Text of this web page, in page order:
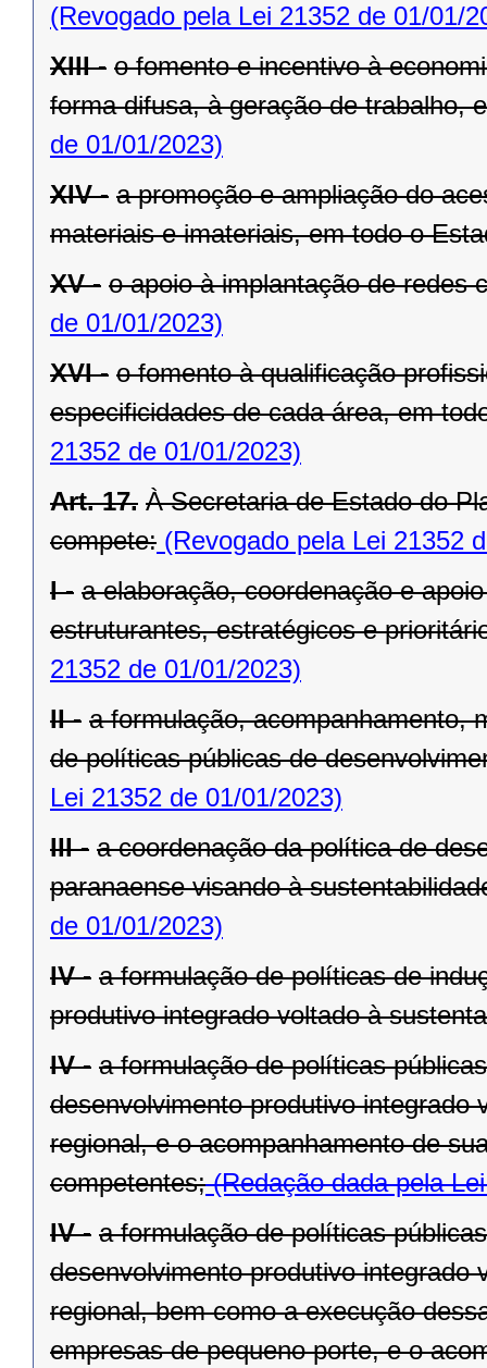
(Revogado pela Lei 21352 de 01/01/
XIII - o fomento e incentivo à
forma difusa, à geração de trabalho,
de 01/01/2023)
XIV - a promoção e ampliação do
materiais e imateriais, em todo o
XV - o apoio à implantação de redes
de 01/01/2023)
XVI - o fomento à qualificação
especificidades de cada área, em
21352 de 01/01/2023)
Art. 17. À Secretaria de Estado do
compete: (Revogado pela Lei 21352
I - a elaboração, coordenação e
estruturantes, estratégicos e
21352 de 01/01/2023)
II - a formulação, acompanhamento,
de políticas públicas de
Lei 21352 de 01/01/2023)
III - a coordenação da política de
paranaense visando à
de 01/01/2023)
IV - a formulação de políticas de
produtivo integrado voltado à
IV - a formulação de políticas
desenvolvimento produtivo integrado
regional, e o acompanhamento de
competentes;(Redação dada pela
IV - a formulação de políticas
desenvolvimento produtivo integrado
regional, bem como a execução
empresas de pequeno porte, e o